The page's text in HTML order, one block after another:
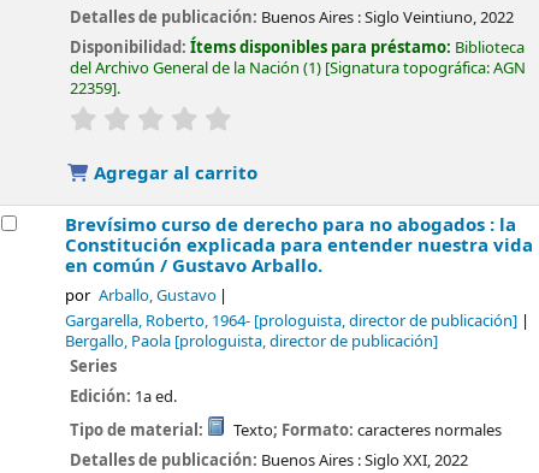
Detalles de publicación: Buenos Aires :Siglo Veintiuno,2022
Disponibilidad:Ítems disponibles para préstamo: Biblioteca
del Archivo General de la Nación (1) Signatura topográfica:AGN
22359 .
valoración
Agregar al carrito
Brevísimo curso de derecho para no abogados : la
Constitución explicada para entender nuestra vida
en común / Gustavo Arballo.
por Arballo, Gustavo
Gargarella, Roberto, 1964- [prologuista, director de publicación]
Bergallo, Paola [prologuista, director de publicación]
Series
Edición: 1a ed.
Tipo de material:
Texto; Formato: caracteres normales
Detalles de publicación: Buenos Aires :Siglo XXI,2022